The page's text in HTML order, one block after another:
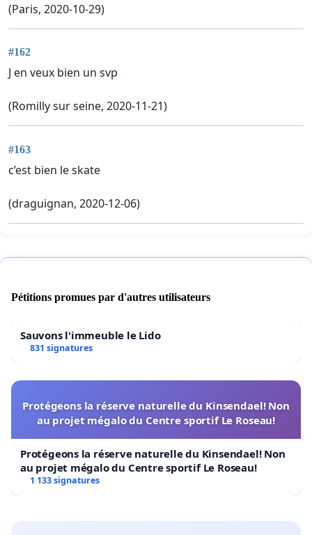
(Paris, 2020-10-29)
#162
J en veux bien un svp
(Romilly sur seine, 2020-11-21)
#163
c’est bien le skate
(draguignan, 2020-12-06)
Pétitions promues par d'autres utilisateurs
Sauvons l'immeuble le Lido
831 signatures
Protégeons la réserve naturelle du Kinsendael! Non
au projet mégalo du Centre sportif Le Roseau!
Protégeons la réserve naturelle du Kinsendael! Non
au projet mégalo du Centre sportif Le Roseau!
1 133 signatures